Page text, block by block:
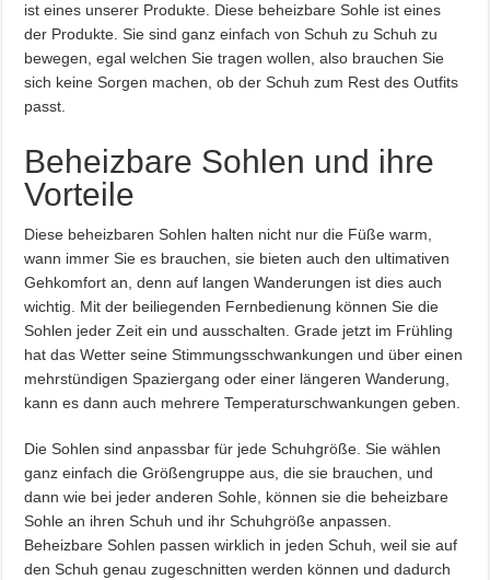
ist eines unserer Produkte. Diese beheizbare Sohle ist eines
der Produkte. Sie sind ganz einfach von Schuh zu Schuh zu
bewegen, egal welchen Sie tragen wollen, also brauchen Sie
sich keine Sorgen machen, ob der Schuh zum Rest des Outfits
passt.
Beheizbare Sohlen und ihre
Vorteile
Diese beheizbaren Sohlen halten nicht nur die Füße warm,
wann immer Sie es brauchen, sie bieten auch den ultimativen
Gehkomfort an, denn auf langen Wanderungen ist dies auch
wichtig. Mit der beiliegenden Fernbedienung können Sie die
Sohlen jeder Zeit ein und ausschalten. Grade jetzt im Frühling
hat das Wetter seine Stimmungsschwankungen und über einen
mehrstündigen Spaziergang oder einer längeren Wanderung,
kann es dann auch mehrere Temperaturschwankungen geben.
Die Sohlen sind anpassbar für jede Schuhgröße. Sie wählen
ganz einfach die Größengruppe aus, die sie brauchen, und
dann wie bei jeder anderen Sohle, können sie die beheizbare
Sohle an ihren Schuh und ihr Schuhgröße anpassen.
Beheizbare Sohlen passen wirklich in jeden Schuh, weil sie auf
den Schuh genau zugeschnitten werden können und dadurch